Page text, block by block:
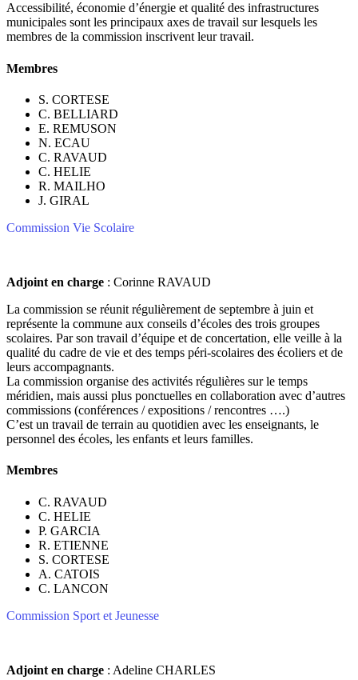
Accessibilité, économie d’énergie et qualité des infrastructures
municipales sont les principaux axes de travail sur lesquels les
membres de la commission inscrivent leur travail.
Membres
S. CORTESE
C. BELLIARD
E. REMUSON
N. ECAU
C. RAVAUD
C. HELIE
R. MAILHO
J. GIRAL
Commission Vie Scolaire
Adjoint en charge : Corinne RAVAUD
La commission se réunit régulièrement de septembre à juin et
représente la commune aux conseils d’écoles des trois groupes
scolaires. Par son travail d’équipe et de concertation, elle veille à la
qualité du cadre de vie et des temps péri-scolaires des écoliers et de
leurs accompagnants.
La commission organise des activités régulières sur le temps
méridien, mais aussi plus ponctuelles en collaboration avec d’autres
commissions (conférences / expositions / rencontres ….)
C’est un travail de terrain au quotidien avec les enseignants, le
personnel des écoles, les enfants et leurs familles.
Membres
C. RAVAUD
C. HELIE
P. GARCIA
R. ETIENNE
S. CORTESE
A. CATOIS
C. LANCON
Commission Sport et Jeunesse
Adjoint en charge : Adeline CHARLES